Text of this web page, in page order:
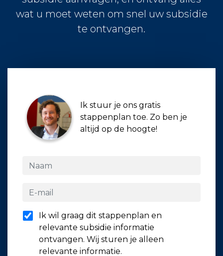
wat u moet weten om snel uw subsidie
te ontvangen.
Ik stuur je ons gratis
stappenplan toe. Zo ben je
altijd op de hoogte!
Ik wil graag dit stappenplan en
relevante subsidie informatie
ontvangen. Wij sturen je alleen
relevante informatie.